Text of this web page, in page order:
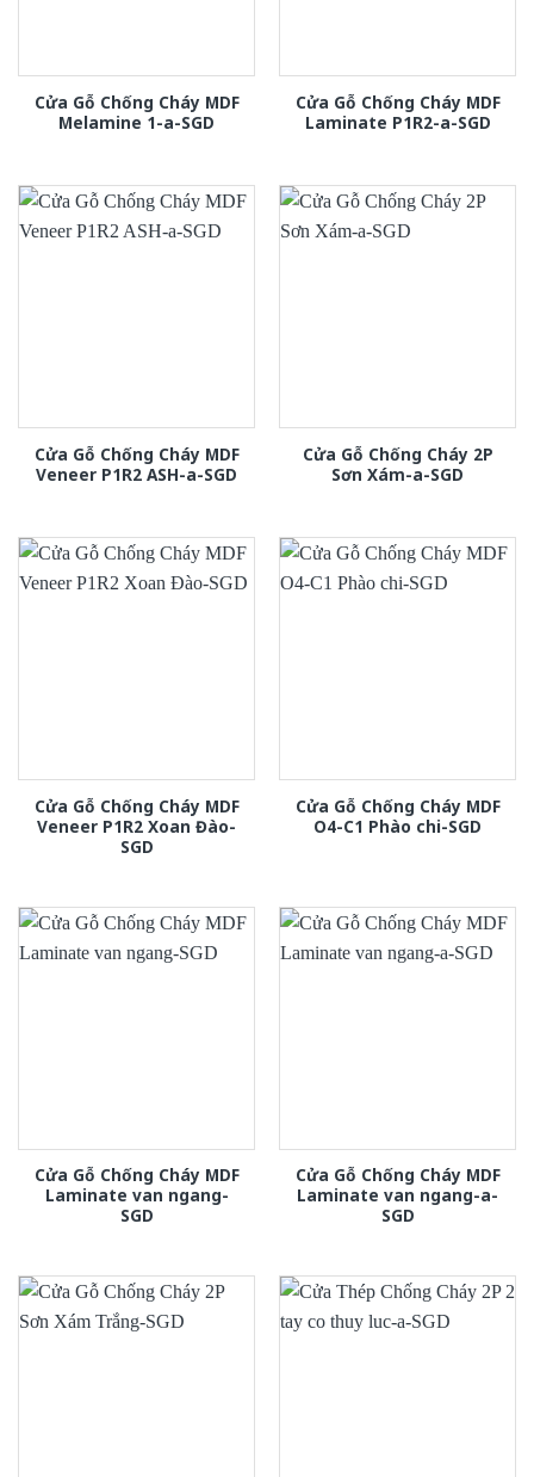
Cửa Gỗ Chống Cháy MDF
Melamine 1-a-SGD
Cửa Gỗ Chống Cháy MDF
Laminate P1R2-a-SGD
Cửa Gỗ Chống Cháy MDF
Veneer P1R2 ASH-a-SGD
Cửa Gỗ Chống Cháy 2P
Sơn Xám-a-SGD
Cửa Gỗ Chống Cháy MDF
Veneer P1R2 Xoan Đào-
SGD
Cửa Gỗ Chống Cháy MDF
O4-C1 Phào chi-SGD
Cửa Gỗ Chống Cháy MDF
Laminate van ngang-
SGD
Cửa Gỗ Chống Cháy MDF
Laminate van ngang-a-
SGD